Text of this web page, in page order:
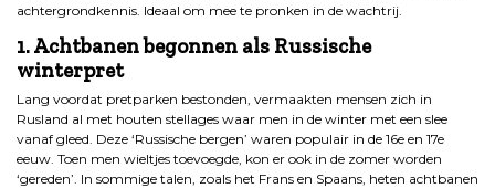
achtergrondkennis. Ideaal om mee te pronken in de wachtrij.
1. Achtbanen begonnen als Russische
winterpret
Lang voordat pretparken bestonden, vermaakten mensen zich in
Rusland al met houten stellages waar men in de winter met een slee
vanaf gleed. Deze ‘Russische bergen’ waren populair in de 16e en 17e
eeuw. Toen men wieltjes toevoegde, kon er ook in de zomer worden
‘gereden’. In sommige talen, zoals het Frans en Spaans, heten achtbanen